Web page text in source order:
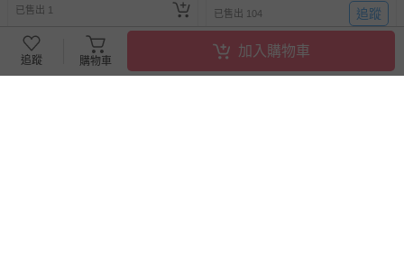
已售出 1 已售出 104 追蹤
追蹤 購物車
加入購物車